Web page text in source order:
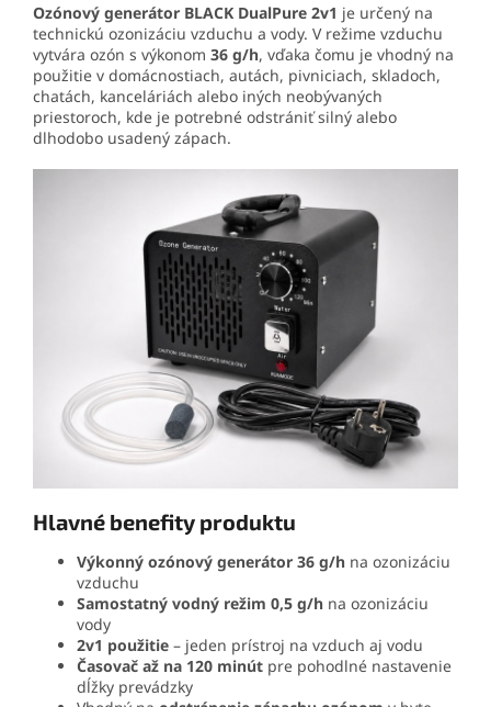
Ozónový generátor BLACK DualPure 2v1 je určený na
technickú ozonizáciu vzduchu a vody. V režime vzduchu
vytvára ozón s výkonom 36 g/h, vďaka čomu je vhodný na
použitie v domácnostiach, autách, pivniciach, skladoch,
chatách, kanceláriách alebo iných neobývaných
priestoroch, kde je potrebné odstrániť silný alebo
dlhodobo usadený zápach.
Hlavné benefity produktu
Výkonný ozónový generátor 36 g/h na ozonizáciu
vzduchu
Samostatný vodný režim 0,5 g/h na ozonizáciu
vody
2v1 použitie – jeden prístroj na vzduch aj vodu
Časovač až na 120 minút pre pohodlné nastavenie
dĺžky prevádzky